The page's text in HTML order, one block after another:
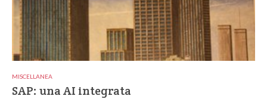
MISCELLANEA
SAP: una AI integrata